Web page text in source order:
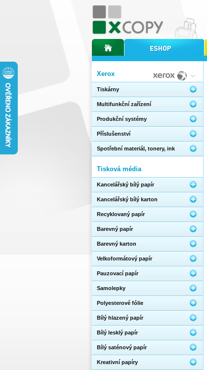
Xerox
Tiskárny
Multifunkční zařízení
Produkční systémy
Příslušenství
Spotřební materiál, tonery, ink
Tisková média
Kancelářský bílý papír
Kancelářský bílý karton
Recyklovaný papír
Barevný papír
Barevný karton
Velkoformátový papír
Pauzovací papír
Samolepky
Polyesterové fólie
Bílý hlazený papír
Bílý lesklý papír
Bílý saténový papír
Kreativní papíry
úvodní stránka xcopyinternetový obchod xcopy